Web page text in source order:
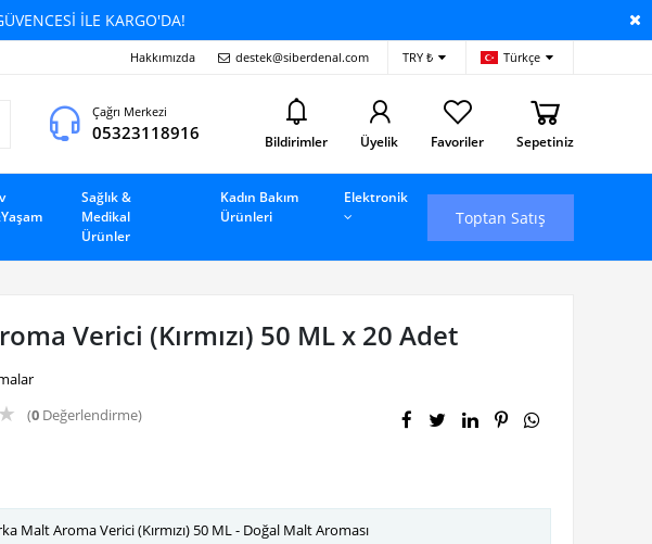
İLE KARGO'DA!
Hakkımızda destek@siberdenal.com TRY ₺ Türkçe
Çağrı Merkezi
05323118916 Bildirimler Üyelik Favoriler Sepetiniz
Sağlık &
Medikal
Ürünler
Kadın Bakım
Ürünleri
Elektronik
Toptan Satış
Verici (Kırmızı) 50 ML x 20 Adet
★ (0 Değerlendirme)
Malt Aroma Verici (Kırmızı) 50 ML - Doğal Malt Aroması